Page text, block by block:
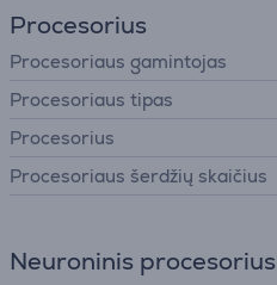
Procesorius
Procesoriaus gamintojas
Procesoriaus tipas
Procesorius
Procesoriaus šerdžių skaičius
Neuroninis procesorius